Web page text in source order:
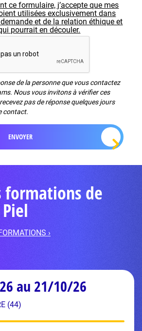
ce formulaire, j’accepte que mes
utilisées exclusivement dans
et de la relation éthique et
pourrait en découler.
de la personne que vous contactez
Nous vous invitons à vérifier ces
pas de réponse quelques jours
contact.
formations de
›
au 21/10/26
(44)